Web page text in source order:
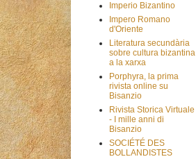
Imperio Bizantino
Impero Romano
d'Oriente
Literatura secundària
sobre cultura bizantina
a la xarxa
Porphyra, la prima
rivista online su
Bisanzio
Rivista Storica Virtuale
- I mille anni di
Bisanzio
SOCIÉTÉ DES
BOLLANDISTES